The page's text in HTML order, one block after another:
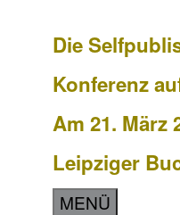
Die
Konferenz
Am 21. März
Leipziger
MENÜ